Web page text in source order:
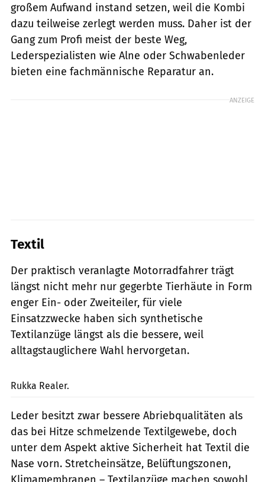
großem Aufwand instand setzen, weil die Kombi
dazu teilweise zerlegt werden muss. Daher ist der
Gang zum Profi meist der beste Weg,
Lederspezialisten wie Alne oder Schwabenleder
bieten eine fachmännische ­Reparatur an.
ANZEIGE
Textil
Der praktisch veranlagte Motorradfahrer trägt
längst nicht mehr nur gegerbte Tierhäute in Form
enger Ein- oder Zweiteiler, für viele
Einsatzzwecke haben sich synthetische
Textilanzüge längst als die bessere, weil
alltagstauglichere Wahl hervorgetan.
Rukka Realer.
Leder besitzt zwar bessere Abriebqualitäten als
das bei Hitze schmelzende Textilgewebe, doch
unter dem Aspekt aktive Sicherheit hat Textil die
Nase vorn. Stretcheinsätze, Belüftungszonen,